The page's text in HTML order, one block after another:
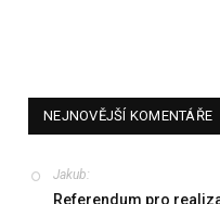
NEJNOVĚJŠÍ KOMENTÁŘE
Jakub:
Referendum pro